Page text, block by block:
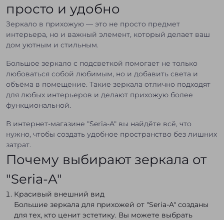
просто и удобно
Зеркало в прихожую — это не просто предмет
интерьера, но и важный элемент, который делает ваш
дом уютным и стильным.
Большое зеркало с подсветкой помогает не только
любоваться собой любимым, но и добавить света и
объёма в помещение. Такие зеркала отлично подходят
для любых интерьеров и делают прихожую более
функциональной.
В интернет-магазине "Seria-A" вы найдёте всё, что
нужно, чтобы создать удобное пространство без лишних
затрат.
Почему выбирают зеркала от
"Seria-A"
Красивый внешний вид
Большие зеркала для прихожей от "Seria-A" созданы
для тех, кто ценит эстетику. Вы можете выбрать